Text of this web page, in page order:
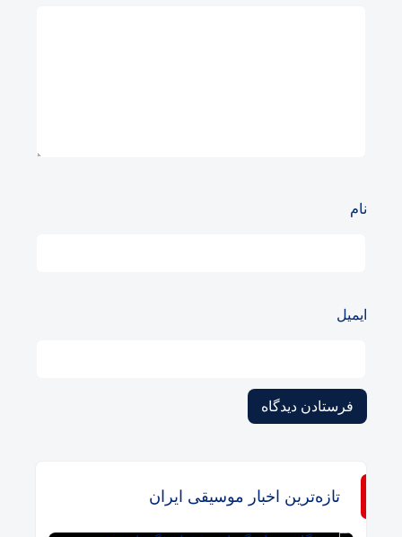
نام
ایمیل
تازه‌ترین اخبار موسیقی ایران